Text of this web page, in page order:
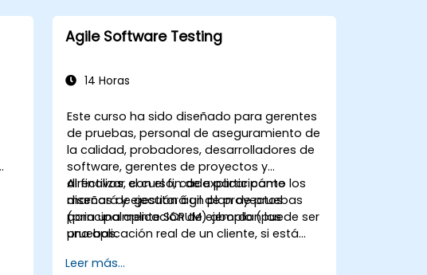
Agile Software Testing
14 Horas
Este curso ha sido diseñado para gerentes
de pruebas, personal de aseguramiento de
la calidad, probadores, desarrolladores de
software, gerentes de proyectos y
directivos, con el fin de explicar cómo los
marcos de gestión ágil de proyectos
(principalmente SCRUM) abordan las
pruebas.
Al finalizar el curso, cada participante
diseñará y ejecutará un plan de pruebas
para una aplicación de ejemplo (puede ser
una aplicación real de un cliente, si está
Leer más...